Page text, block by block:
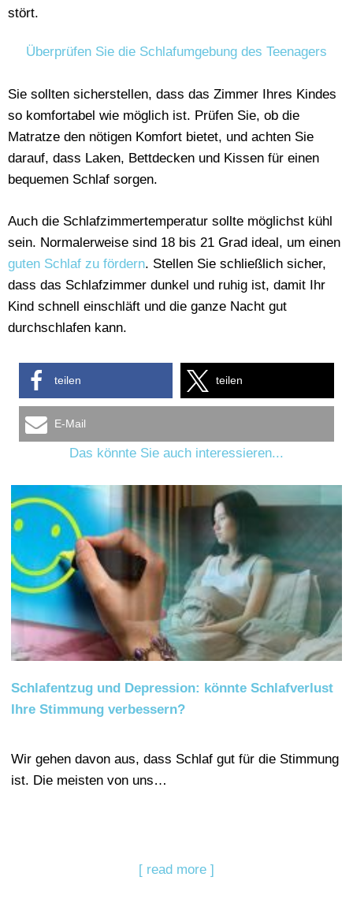
stört.
Überprüfen Sie die Schlafumgebung des Teenagers
Sie sollten sicherstellen, dass das Zimmer Ihres Kindes
so komfortabel wie möglich ist. Prüfen Sie, ob die
Matratze den nötigen Komfort bietet, und achten Sie
darauf, dass Laken, Bettdecken und Kissen für einen
bequemen Schlaf sorgen.
Auch die Schlafzimmertemperatur sollte möglichst kühl
sein. Normalerweise sind 18 bis 21 Grad ideal, um einen
guten Schlaf zu fördern. Stellen Sie schließlich sicher,
dass das Schlafzimmer dunkel und ruhig ist, damit Ihr
Kind schnell einschläft und die ganze Nacht gut
durchschlafen kann.
teilen teilen
E-Mail
Das könnte Sie auch interessieren...
Schlafentzug und Depression: könnte Schlafverlust
Ihre Stimmung verbessern?
Wir gehen davon aus, dass Schlaf gut für die Stimmung
ist. Die meisten von uns…
[ read more ]